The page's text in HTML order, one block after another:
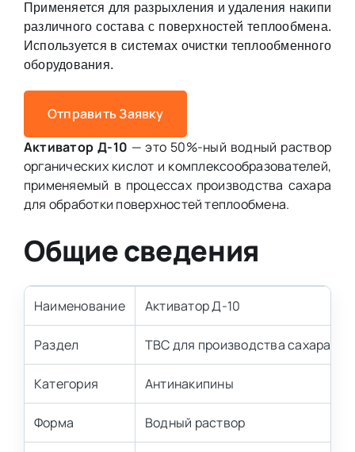
Применяется для разрыхления и удаления накипи
различного состава с поверхностей теплообмена.
Используется в системах очистки теплообменного
оборудования.
Отправить Заявку
Активатор Д-10 — это 50%-ный водный раствор
органических кислот и комплексообразователей,
применяемый в процессах производства сахара
для обработки поверхностей теплообмена.
Общие сведения
Наименование Активатор Д-10
Раздел ТВС для производства сахара
Категория Антинакипины
Форма Водный раствор